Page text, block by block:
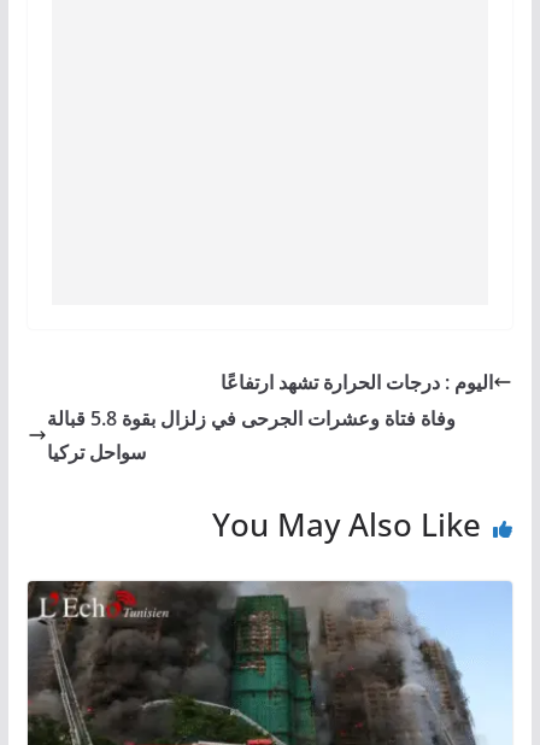
اليوم : درجات الحرارة تشهد ارتفاعًا
وفاة فتاة وعشرات الجرحى في زلزال بقوة 5.8 قبالة
سواحل تركيا
You May Also Like